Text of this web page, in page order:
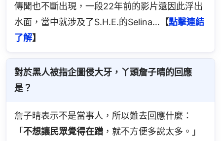
傳聞也不斷出現，一段22年前的影片還因此浮出
水面，當中就涉及了S.H.E.的Selina… 【點擊連結
了解】
對於黑人被指企圖侵大牙，丫頭詹子晴的回應
是？
詹子晴表示不是當事人，所以難去回應什麼：
「不想讓民眾覺得在蹭 ，就不方便多說太多。」